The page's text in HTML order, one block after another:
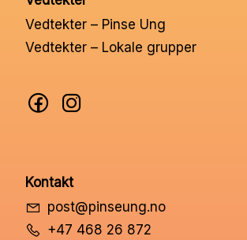
Vedtekter – Pinse Ung
Vedtekter – Lokale grupper
Kontakt
post@pinseung.no
+47 468 26 872
Medlemssystem
Min konto